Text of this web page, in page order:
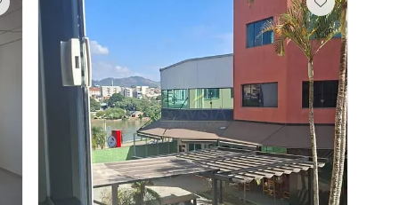
receber o seu negócio.